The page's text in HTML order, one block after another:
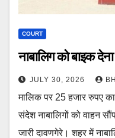
COURT
नाबालिग को बाइक
JULY 30, 2026
मालिक पर 25 हजार रुपए
संदेश नाबालिगों को वाहन
जारी दावणगेरे। शहर में